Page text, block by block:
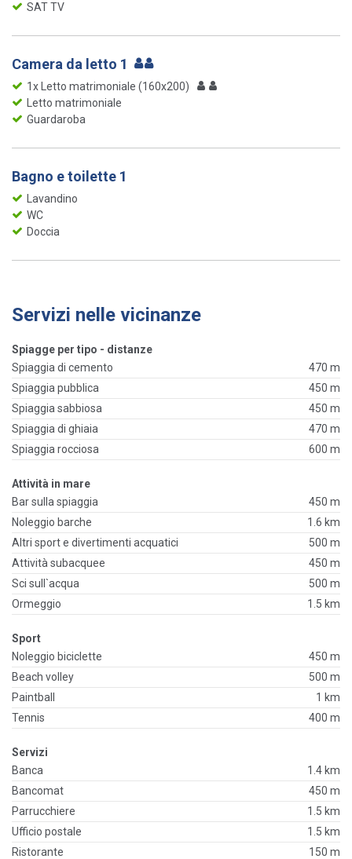
SAT TV
Camera da letto 1
1x Letto matrimoniale (160x200)
Letto matrimoniale
Guardaroba
Bagno e toilette 1
Lavandino
WC
Doccia
Servizi nelle vicinanze
Spiagge per tipo - distanze
Spiaggia di cemento
470 m
Spiaggia pubblica
450 m
Spiaggia sabbiosa
450 m
Spiaggia di ghiaia
470 m
Spiaggia rocciosa
600 m
Attività in mare
Bar sulla spiaggia
450 m
Noleggio barche
1.6 km
Altri sport e divertimenti acquatici
500 m
Attività subacquee
450 m
Sci sull`acqua
500 m
Ormeggio
1.5 km
Sport
Noleggio biciclette
450 m
Beach volley
500 m
Paintball
1 km
Tennis
400 m
Servizi
Banca
1.4 km
Bancomat
450 m
Parrucchiere
1.5 km
Ufficio postale
1.5 km
Ristorante
150 m